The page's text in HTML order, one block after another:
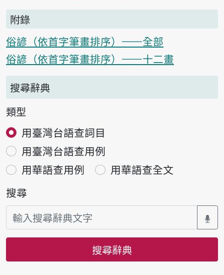
附錄
俗諺（依首字筆畫排序）——全部
俗諺（依首字筆畫排序）——十二畫
搜尋辭典
類型
用臺灣台語查詞目
用臺灣台語查用例
用華語查用例
用華語查全文
搜尋
搜尋辭典